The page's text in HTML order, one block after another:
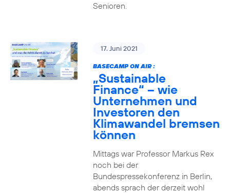
Senioren.
17. Juni 2021
BASECAMP ON AIR :
„Sustainable
Finance“ – wie
Unternehmen und
Investoren den
Klimawandel bremsen
können
Mittags war Professor Markus Rex
noch bei der
Bundespressekonferenz in Berlin,
abends sprach der derzeit wohl